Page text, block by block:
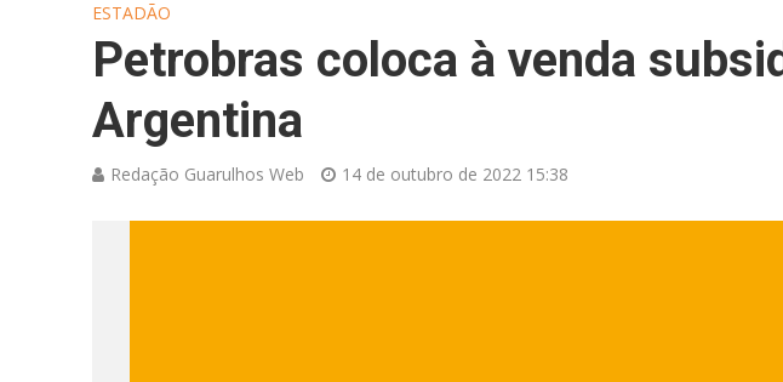
ESTADÃO
Petrobras coloca à venda
Argentina
Redação Guarulhos Web 14 de outubro de 2022 15:38